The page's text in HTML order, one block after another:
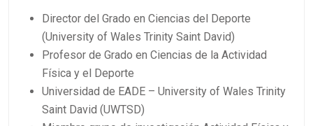
Director del Grado en Ciencias del Deporte
(University of Wales Trinity Saint David)
Profesor de Grado en Ciencias de la Actividad
Física y el Deporte
Universidad de EADE – University of Wales Trinity
Saint David (UWTSD)